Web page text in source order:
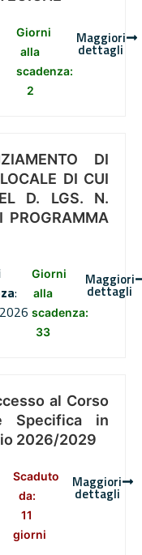
Giorni
alla
scadenza:
2
Maggiori
dettagli
DI
DI CUI
D. LGS. N.
PROGRAMMA
:
Giorni
alla
scadenza:
33
Maggiori
dettagli
al Corso
Specifica in
2026/2029
Scaduto
da:
11
giorni
Maggiori
dettagli